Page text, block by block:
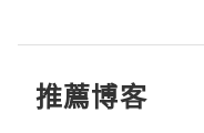
推薦博客